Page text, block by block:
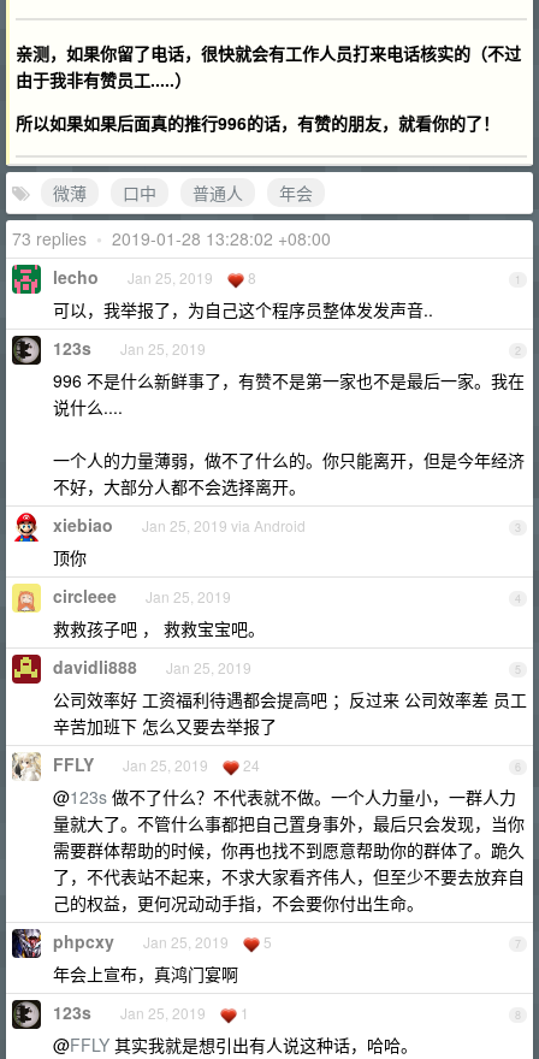
亲测，如果你留了电话，很快就会有工作人员打来电话核实的（不过
由于我非有赞员工.....）
所以如果如果后面真的推行996的话，有赞的朋友，就看你的了！
微薄 口中 普通人
年会
73 replies • 2019-01-28 13:28:02 +08:00
1
lecho Jan 25, 2019 8
可以，我举报了，为自己这个程序员整体发发声音..
2
123s Jan 25, 2019
996 不是什么新鲜事了，有赞不是第一家也不是最后一家。我在
说什么....
一个人的力量薄弱，做不了什么的。你只能离开，但是今年经济
不好，大部分人都不会选择离开。
3
xiebiao Jan 25, 2019 via Android
顶你
4
circleee Jan 25, 2019
救救孩子吧 ， 救救宝宝吧。
5
davidli888 Jan 25, 2019
公司效率好 工资福利待遇都会提高吧 ；反过来 公司效率差 员工
辛苦加班下 怎么又要去举报了
6
FFLY Jan 25, 2019 24
@123s 做不了什么？不代表就不做。一个人力量小，一群人力
量就大了。不管什么事都把自己置身事外，最后只会发现，当你
需要群体帮助的时候，你再也找不到愿意帮助你的群体了。跪久
了，不代表站不起来，不求大家看齐伟人，但至少不要去放弃自
己的权益，更何况动动手指，不会要你付出生命。
7
phpcxy Jan 25, 2019 5
年会上宣布，真鸿门宴啊
8
123s Jan 25, 2019 1
@FFLY 其实我就是想引出有人说这种话，哈哈。